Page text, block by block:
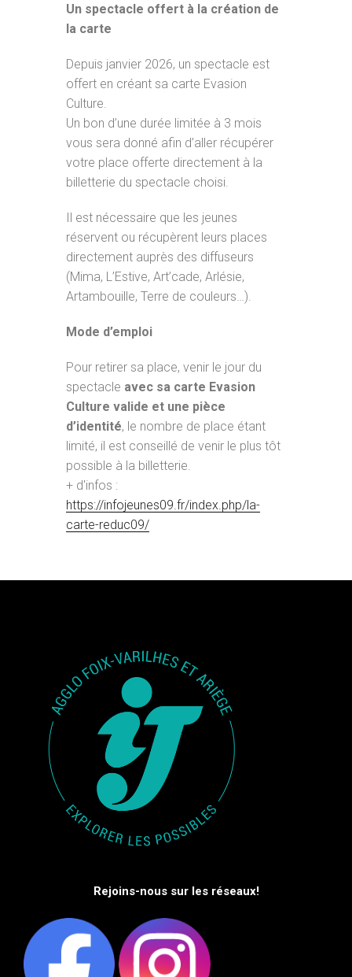
Un spectacle offert à la création de
la carte
Depuis janvier 2026, un spectacle est
offert en créant sa carte Evasion
Culture.
Un bon d’une durée limitée à 3 mois
vous sera donné afin d’aller récupérer
votre place offerte directement à la
billetterie du spectacle choisi.
Il est nécessaire que les jeunes
réservent ou récupèrent leurs places
directement auprès des diffuseurs
(Mima, L’Estive, Art’cade, Arlésie,
Artambouille, Terre de couleurs…).
Mode d’emploi
Pour retirer sa place, venir le jour du
spectacle avec sa carte Evasion
Culture valide et une pièce
d’identité, le nombre de place étant
limité, il est conseillé de venir le plus tôt
possible à la billetterie.
+ d'infos :
https://infojeunes09.fr/index.php/la-
carte-reduc09/
Rejoins-nous sur les réseaux!